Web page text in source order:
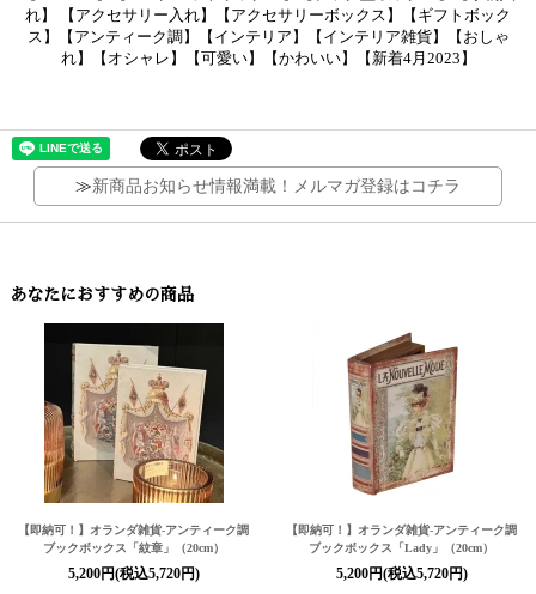
れ】 【アクセサリー入れ】【アクセサリーボックス】【ギフトボック
ス】【アンティーク調】【インテリア】【インテリア雑貨】【おしゃ
れ】【オシャレ】【可愛い】【かわいい】【新着4月2023】
≫新商品お知らせ情報満載！メルマガ登録はコチラ
あなたにおすすめの商品
【即納可！】オランダ雑貨-アンティーク調
ブックボックス「紋章」（20cm）
5,200円(税込5,720円)
【即納可！】オランダ雑貨-アンティーク調
ブックボックス「Lady」（20cm）
5,200円(税込5,720円)